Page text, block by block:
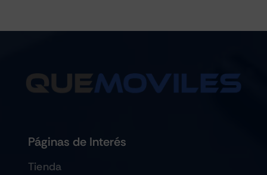
Páginas de Interés
Tienda